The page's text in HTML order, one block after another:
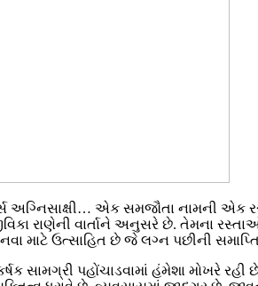
અગ્નિસાક્ષી… એક સમજૌતા
રાણેની વાર્તાને અનુસરે છે. તેમના
માટે ઉત્સાહિત છે જે લગ્ન પછીની
પહોંચાડવામાં હંમેશા મોખરે રહી